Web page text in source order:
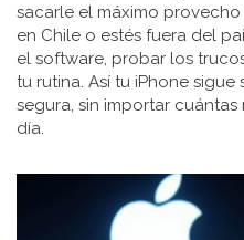
sacarle el máximo provecho
en Chile o estés fuera del
el software, probar los
tu rutina. Así tu iPhone
segura, sin importar
día.